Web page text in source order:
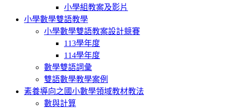
小學組教案及影片
小學數學雙語教學
小學數學雙語教案設計競賽
113學年度
114學年度
數學雙語詞彙
雙語數學教學案例
素養導向之國小數學領域教材教法
數與計算